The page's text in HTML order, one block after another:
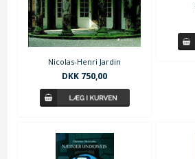
Nicolas-Henri Jardin
DKK 750,00